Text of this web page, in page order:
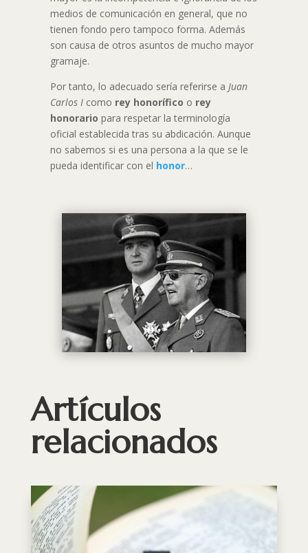
medios de comunicación en general, que no
tienen fondo pero tampoco forma. Además
son causa de otros asuntos de mucho mayor
gramaje.
Por tanto, lo adecuado sería referirse a Juan
Carlos Icomo rey honorífico o rey
honorario para respetar la terminología
oficial establecida tras su abdicación. Aunque
no sabemos si es una persona a la que se le
pueda identificar con el honor…
Artículos
relacionados